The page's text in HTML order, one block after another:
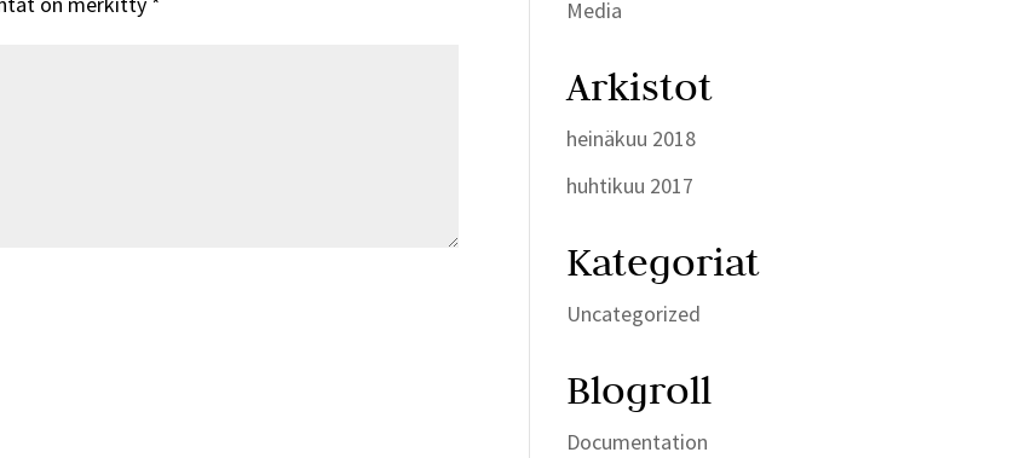
Media
Arkistot
heinäkuu 2018
huhtikuu 2017
Kategoriat
Uncategorized
Blogroll
Documentation